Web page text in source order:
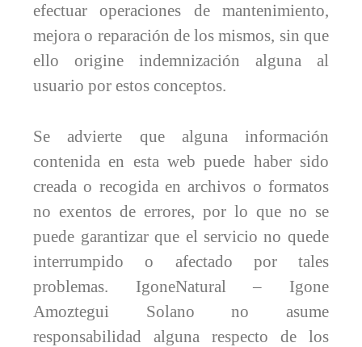
efectuar operaciones de mantenimiento,
mejora o reparación de los mismos, sin que
ello origine indemnización alguna al
usuario por estos conceptos.
Se advierte que alguna información
contenida en esta web puede haber sido
creada o recogida en archivos o formatos
no exentos de errores, por lo que no se
puede garantizar que el servicio no quede
interrumpido o afectado por tales
problemas. IgoneNatural – Igone
Amoztegui Solano no asume
responsabilidad alguna respecto de los